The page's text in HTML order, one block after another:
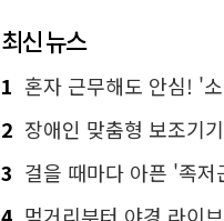
최신 뉴스
1 혼자 근무해도 안심! '소상공인
2 장애인 맞춤형 보조기기 최대 3년간 무
3 걸을 때마다 아픈 '족저근막염'…무작정